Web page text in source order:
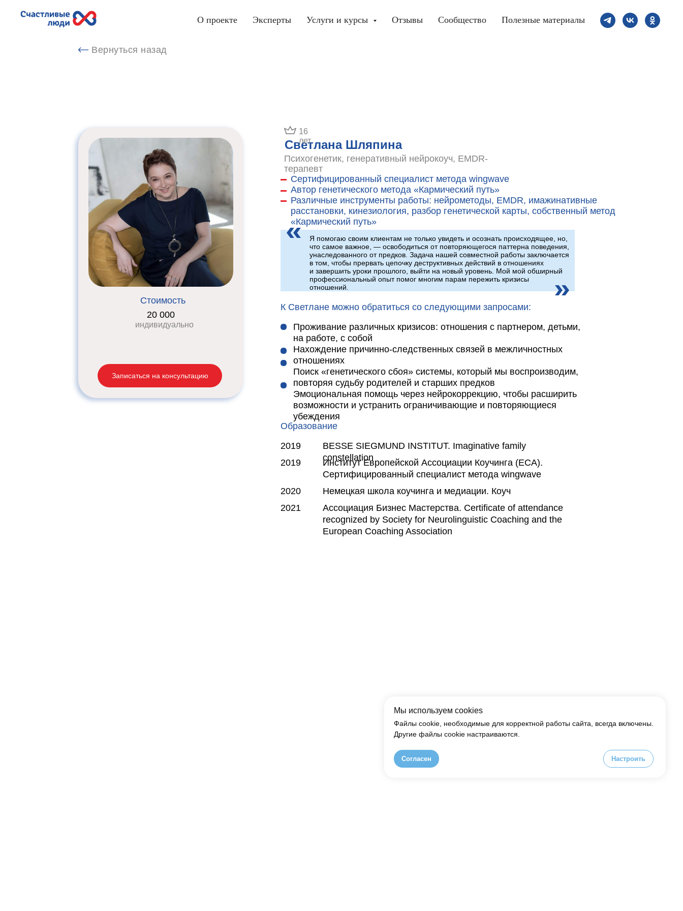
О проекте Эксперты Услуги и курсы Отзывы Сообщество Полезные материалы
Вернуться назад
Сертифицированный специалист метода wingwave
Автор генетического метода «Кармический путь»
Различные инструменты работы: нейрометоды, ЕМDR, имажинативные
расстановки, кинезиология, разбор генетической карты, собственный метод
«Кармический путь»
Стоимость
индивидуально
20 000
2019
BESSE SIEGMUND INSTITUT. Imaginative family
constellation
2021
Ассоциация Бизнес Мастерства. Certificate of attendance
recognized by Society for Neurolinguistic Coaching and the
European Coaching Association
2019
Институт Европейской Ассоциации Коучинга (ECA).
Сертифицированный специалист метода wingwave
2020
Немецкая школа коучинга и медиации. Коуч
Проживание различных кризисов: отношения с партнером, детьми,
на работе, с собой
Нахождение причинно-следственных связей в межличностных
отношениях
Поиск «генетического сбоя» системы, который мы воспроизводим,
повторяя судьбу родителей и старших предков
Эмоциональная помощь через нейрокоррекцию, чтобы расширить
возможности и устранить ограничивающие и повторяющиеся
убеждения
К Светлане можно обратиться со следующими запросами:
Образование
Я помогаю своим клиентам не только увидеть и осознать происходящее, но,
что самое важное, — освободиться от повторяющегося паттерна поведения,
унаследованного от предков. Задача нашей совместной работы заключается
в том, чтобы прервать цепочку деструктивных действий в отношениях
и завершить уроки прошлого, выйти на новый уровень. Мой мой обширный
профессиональный опыт помог многим парам пережить кризисы
отношений.
Светлана Шляпина
Записаться на консультацию
Психогенетик, генеративный нейрокоуч, EMDR-
терапевт
16
лет
Мы используем cookies
Файлы cookie, необходимые для корректной работы сайта, всегда включены.
Другие файлы cookie настраиваются.
Согласен Настроить